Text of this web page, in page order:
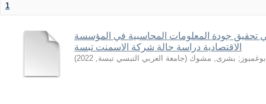
1
جودة المعلومات المحاسبية في المؤسسة
الاقتصادية دراسة حالة شركة الاسمنت تبسة
; بشرى, مشوك (جامعة العربي التبسي تبسة,
2022
)